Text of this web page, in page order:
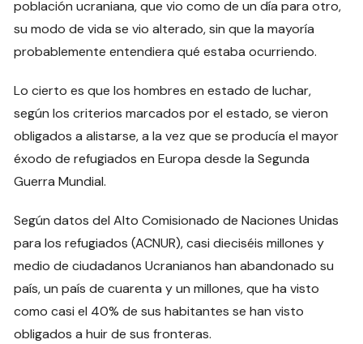
población ucraniana, que vio como de un día para otro,
su modo de vida se vio alterado, sin que la mayoría
probablemente entendiera qué estaba ocurriendo.
Lo cierto es que los hombres en estado de luchar,
según los criterios marcados por el estado, se vieron
obligados a alistarse, a la vez que se producía el mayor
éxodo de refugiados en Europa desde la Segunda
Guerra Mundial.
Según datos del Alto Comisionado de Naciones Unidas
para los refugiados (ACNUR), casi dieciséis millones y
medio de ciudadanos Ucranianos han abandonado su
país, un país de cuarenta y un millones, que ha visto
como casi el 40% de sus habitantes se han visto
obligados a huir de sus fronteras.